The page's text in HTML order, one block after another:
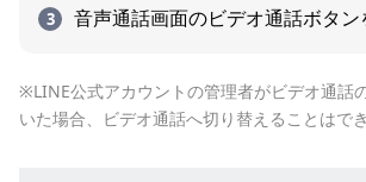
音声通話画面のビデオ通話ボタン
※LINE公式アカウントの管理者がビデオ通話
いた場合、ビデオ通話へ切り替えることはで